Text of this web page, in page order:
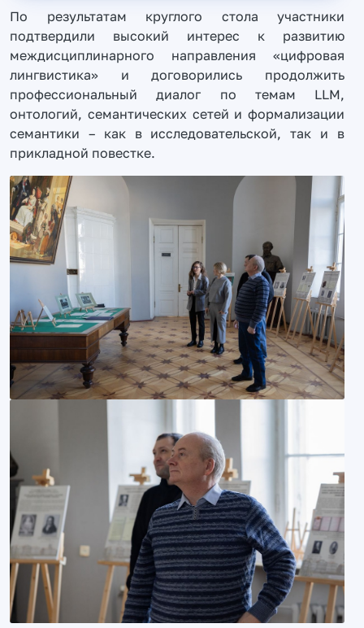
По результатам круглого стола участники
подтвердили высокий интерес к развитию
междисциплинарного направления «цифровая
лингвистика» и договорились продолжить
профессиональный диалог по темам LLM,
онтологий, семантических сетей и формализации
семантики – как в исследовательской, так и в
прикладной повестке.